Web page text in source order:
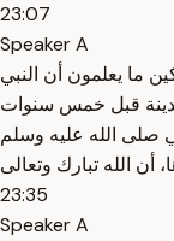
23:07
Speaker A
ما يعلمون أن النبي
قبل خمس سنوات
صلى الله عليه وسلم
23:35
Speaker A